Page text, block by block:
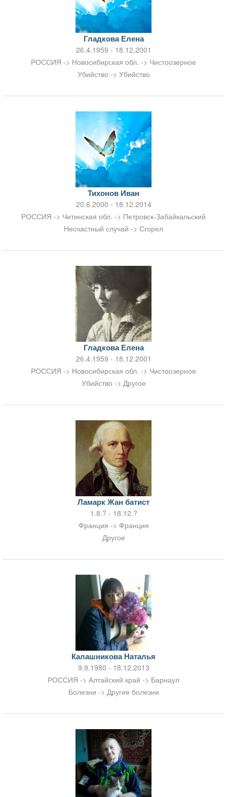
Гладкова Елена
26.4.1959 - 18.12.2001
РОССИЯ -> Новосибирская обл. -> Чистоозерное
Убийство -> Убийство
Тихонов Иван
20.6.2000 - 18.12.2014
РОССИЯ -> Читинская обл. -> Петровск-Забайкальский
Несчастный случай -> Сгорел
Гладкова Елена
26.4.1959 - 18.12.2001
РОССИЯ -> Новосибирская обл. -> Чистоозерное
Убийство -> Другое
Ламарк Жан батист
1.8.? - 18.12.?
Франция -> Франция
Другое
Калашникова Наталья
9.9.1980 - 18.12.2013
РОССИЯ -> Алтайский край -> Барнаул
Болезни -> Другие болезни